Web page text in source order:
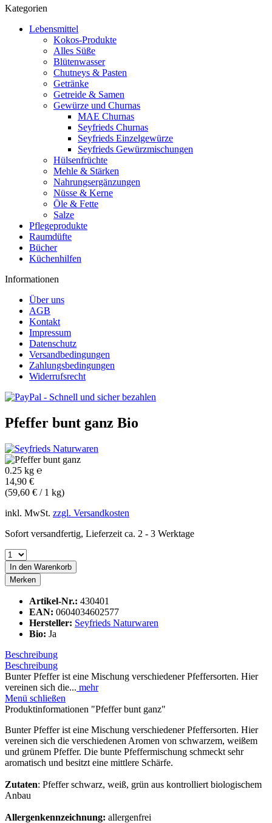
Kategorien
Lebensmittel
Kokos-Produkte
Alles Süße
Blütenwasser
Chutneys & Pasten
Getränke
Getreide & Samen
Gewürze und Churnas
MAE Churnas
Seyfrieds Churnas
Seyfrieds Einzelgewürze
Seyfrieds Gewürzmischungen
Hülsenfrüchte
Mehle & Stärken
Nahrungsergänzungen
Nüsse & Kerne
Öle & Fette
Salze
Pflegeprodukte
Raumdüfte
Bücher
Küchenhilfen
Informationen
Über uns
AGB
Kontakt
Impressum
Datenschutz
Versandbedingungen
Zahlungsbedingungen
Widerrufsrecht
Pfeffer bunt ganz Bio
0.25 kg ℮
14,90 €
(59,60 € / 1 kg)
inkl. MwSt. zzgl. Versandkosten
Sofort versandfertig, Lieferzeit ca. 2 - 3 Werktage
In den Warenkorb
Merken
Artikel-Nr.: 430401
EAN: 0604034602577
Hersteller: Seyfrieds Naturwaren
Bio: Ja
Beschreibung
Beschreibung
Bunter Pfeffer ist eine Mischung verschiedener Pfeffersorten. Hier
vereinen sich die... mehr
Menü schließen
Produktinformationen "Pfeffer bunt ganz"
Bunter Pfeffer ist eine Mischung verschiedener Pfeffersorten. Hier
vereinen sich die verschiedenen Aromen von schwarzem, weißem
und grünem Pfeffer. Die bunte Pfeffermischung schmeckt sehr
aromatisch und besitzt eine mittlere Schärfe.
Zutaten: Pfeffer schwarz, weiß, grün aus kontrolliert biologischem
Anbau
Allergenkennzeichnung: allergenfrei